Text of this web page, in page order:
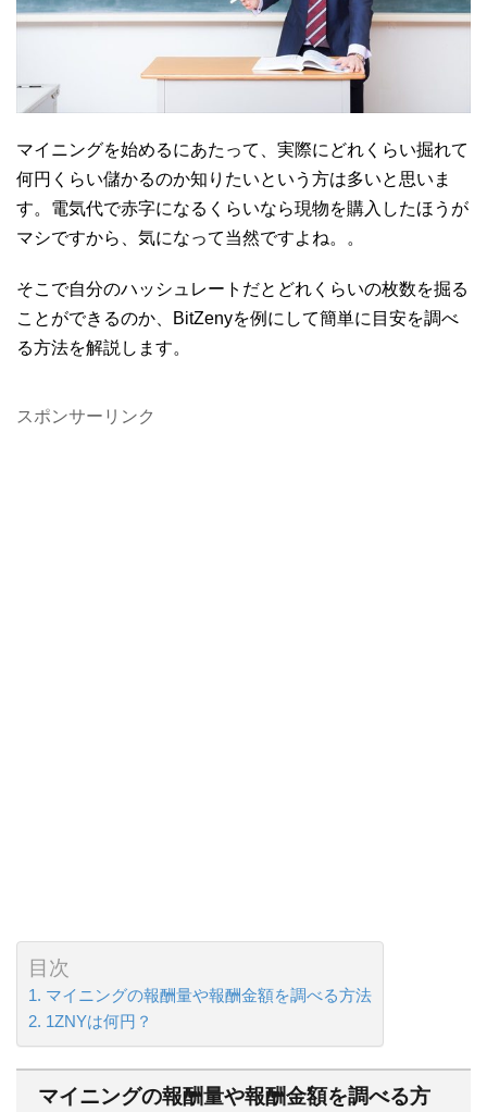
マイニングを始めるにあたって、実際にどれくらい掘れて
何円くらい儲かるのか知りたいという方は多いと思いま
す。電気代で赤字になるくらいなら現物を購入したほうが
マシですから、気になって当然ですよね。。
そこで自分のハッシュレートだとどれくらいの枚数を掘る
ことができるのか、BitZenyを例にして簡単に目安を調べ
る方法を解説します。
スポンサーリンク
目次
マイニングの報酬量や報酬金額を調べる方法
1ZNYは何円？
マイニングの報酬量や報酬金額を調べる方